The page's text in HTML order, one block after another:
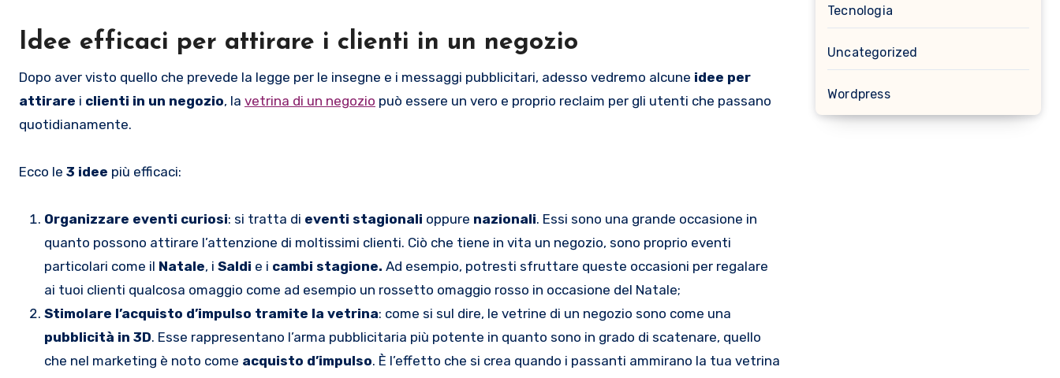
Idee efficaci per attirare i clienti in un negozio
Dopo aver visto quello che prevede la legge per le insegne e i messaggi pubblicitari, adesso vedremo alcune idee per
attirare i clienti in un negozio, la vetrina di un negozio può essere un vero e proprio reclaim per gli utenti che passano
quotidianamente.
Ecco le 3 idee più efficaci:
Organizzare eventi curiosi: si tratta di eventi stagionali oppure nazionali. Essi sono una grande occasione in
quanto possono attirare l’attenzione di moltissimi clienti. Ciò che tiene in vita un negozio, sono proprio eventi
particolari come il Natale, i Saldi e i cambi stagione. Ad esempio, potresti sfruttare queste occasioni per regalare
ai tuoi clienti qualcosa omaggio come ad esempio un rossetto omaggio rosso in occasione del Natale;
Stimolare l’acquisto d’impulso tramite la vetrina: come si sul dire, le vetrine di un negozio sono come una
pubblicità in 3D. Esse rappresentano l’arma pubblicitaria più potente in quanto sono in grado di scatenare, quello
che nel marketing è noto come acquisto d’impulso. È l’effetto che si crea quando i passanti ammirano la tua vetrina
Tecnologia
Uncategorized
Wordpress